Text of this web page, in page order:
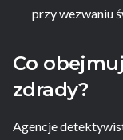
przy wezwaniu
Co
zdrady?
Agencje